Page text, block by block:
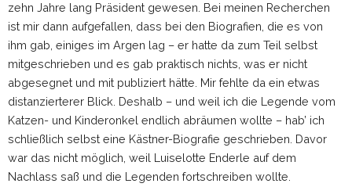
zehn Jahre lang Präsident gewesen. Bei meinen Recherchen
ist mir dann aufgefallen, dass bei den Biografien, die es von
ihm gab, einiges im Argen lag – er hatte da zum Teil selbst
mitgeschrieben und es gab praktisch nichts, was er nicht
abgesegnet und mit publiziert hätte. Mir fehlte da ein etwas
distanzierterer Blick. Deshalb – und weil ich die Legende vom
Katzen- und Kinderonkel endlich abräumen wollte – hab’ ich
schließlich selbst eine Kästner-Biografie geschrieben. Davor
war das nicht möglich, weil Luiselotte Enderle auf dem
Nachlass saß und die Legenden fortschreiben wollte.